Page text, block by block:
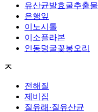
유산균발효굴추출물
은행잎
이노시톨
이소플라본
인동덩굴꽃봉오리
ㅈ
전해질
제비집
질유래·질유산균